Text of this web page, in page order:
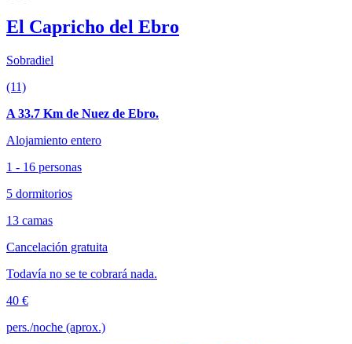
El Capricho del Ebro
Sobradiel
(11)
A 33.7 Km de Nuez de Ebro.
Alojamiento entero
1 - 16 personas
5 dormitorios
13 camas
Cancelación gratuita
Todavía no se te cobrará nada.
40 €
pers./noche (aprox.)